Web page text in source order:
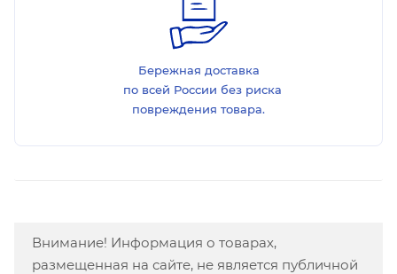
Бережная доставка
по всей России без риска
повреждения товара.
Внимание! Информация о товарах,
размещенная на сайте, не является публичной